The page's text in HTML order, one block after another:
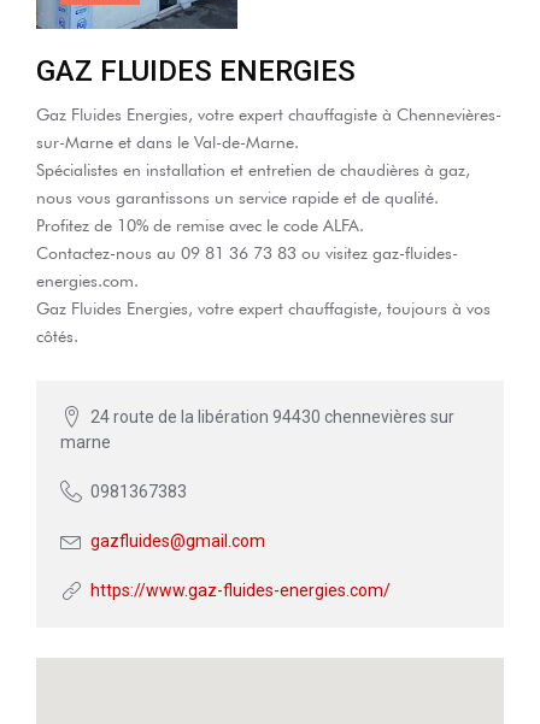
GAZ FLUIDES ENERGIES
Gaz Fluides Energies, votre expert chauffagiste à Chennevières-
sur-Marne et dans le Val-de-Marne.
Spécialistes en installation et entretien de chaudières à gaz,
nous vous garantissons un service rapide et de qualité.
Profitez de 10% de remise avec le code ALFA.
Contactez-nous au 09 81 36 73 83 ou visitez gaz-fluides-
energies.com.
Gaz Fluides Energies, votre expert chauffagiste, toujours à vos
côtés.
24 route de la libération 94430 chennevières sur
marne
0981367383
gazfluides@gmail.com
https://www.gaz-fluides-energies.com/